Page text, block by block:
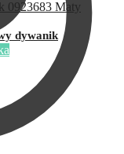
dywanik